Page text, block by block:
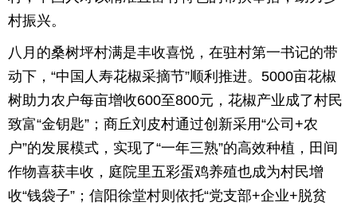
村振兴。
八月的桑树坪村满是丰收喜悦，在驻村第一书记的带
动下，“中国人寿花椒采摘节”顺利推进。5000亩花椒
树助力农户每亩增收600至800元，花椒产业成了村民
致富“金钥匙”；商丘刘皮村通过创新采用“公司+农
户”的发展模式，实现了“一年三熟”的高效种植，田间
作物喜获丰收，庭院里五彩蛋鸡养殖也成为村民增
收“钱袋子”；信阳徐堂村则依托“党支部+企业+脱贫